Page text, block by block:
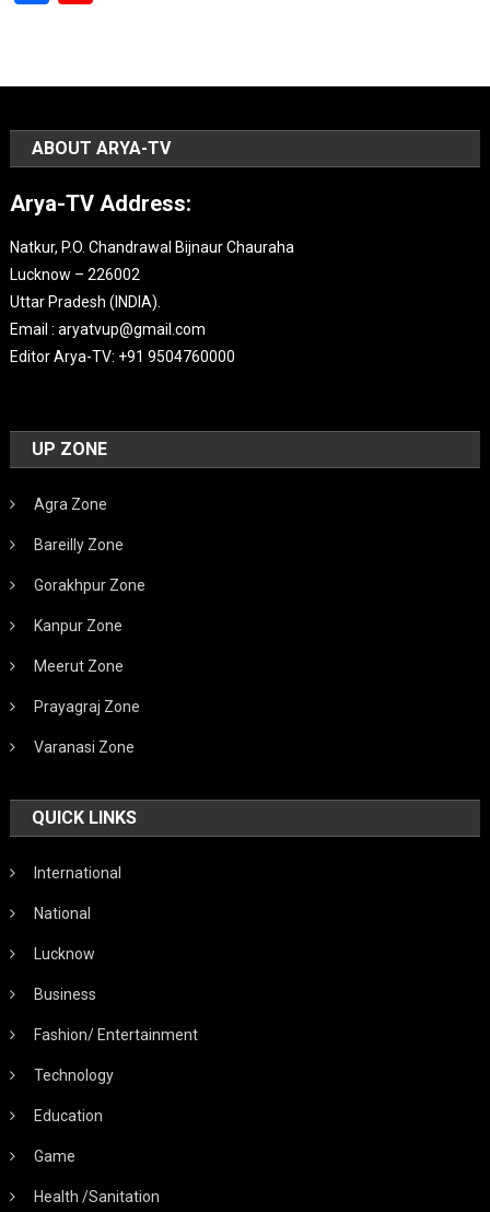
ABOUT ARYA-TV
Arya-TV Address:
Natkur, P.O. Chandrawal Bijnaur Chauraha
Lucknow – 226002
Uttar Pradesh (INDIA).
Email : aryatvup@gmail.com
Editor Arya-TV: +91 9504760000
UP ZONE
Agra Zone
Bareilly Zone
Gorakhpur Zone
Kanpur Zone
Meerut Zone
Prayagraj Zone
Varanasi Zone
QUICK LINKS
International
National
Lucknow
Business
Fashion/ Entertainment
Technology
Education
Game
Health /Sanitation